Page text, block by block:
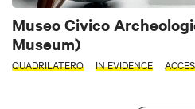
Museo Civico
Museum)
QUADRILATERO IN EVIDENCE